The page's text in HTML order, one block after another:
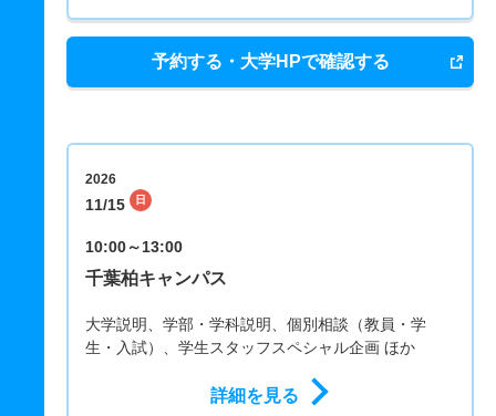
予約する・大学HPで確認する
2026
11/15 日
10:00～13:00
千葉柏キャンパス
大学説明、学部・学科説明、個別相談（教員・学
生・入試）、学生スタッフスペシャル企画 ほか
詳細を見る